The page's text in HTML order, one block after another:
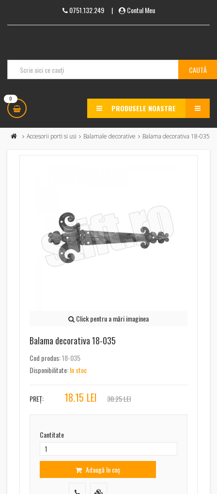
0751.132.249| Contul Meu
0
PRODUSELE NOASTRE MENU
Accesorii porti si usi Balamale decorative Balama decorativa 18-035
Click pentru a mări imaginea
Balama decorativa 18-035
Cod produs:18-035
Disponibilitate:In stoc
PREȚ: 18.15 LEI 30.25 LEI
Cantitate
Adaugă în coș